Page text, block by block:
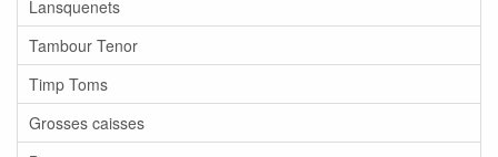
Lansquenets
Tambour Tenor
Timp Toms
Grosses caisses